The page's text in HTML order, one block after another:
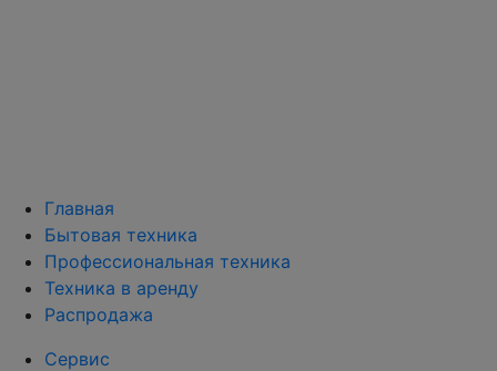
Главная
Бытовая техника
Профессиональная техника
Техника в аренду
Распродажа
Сервис